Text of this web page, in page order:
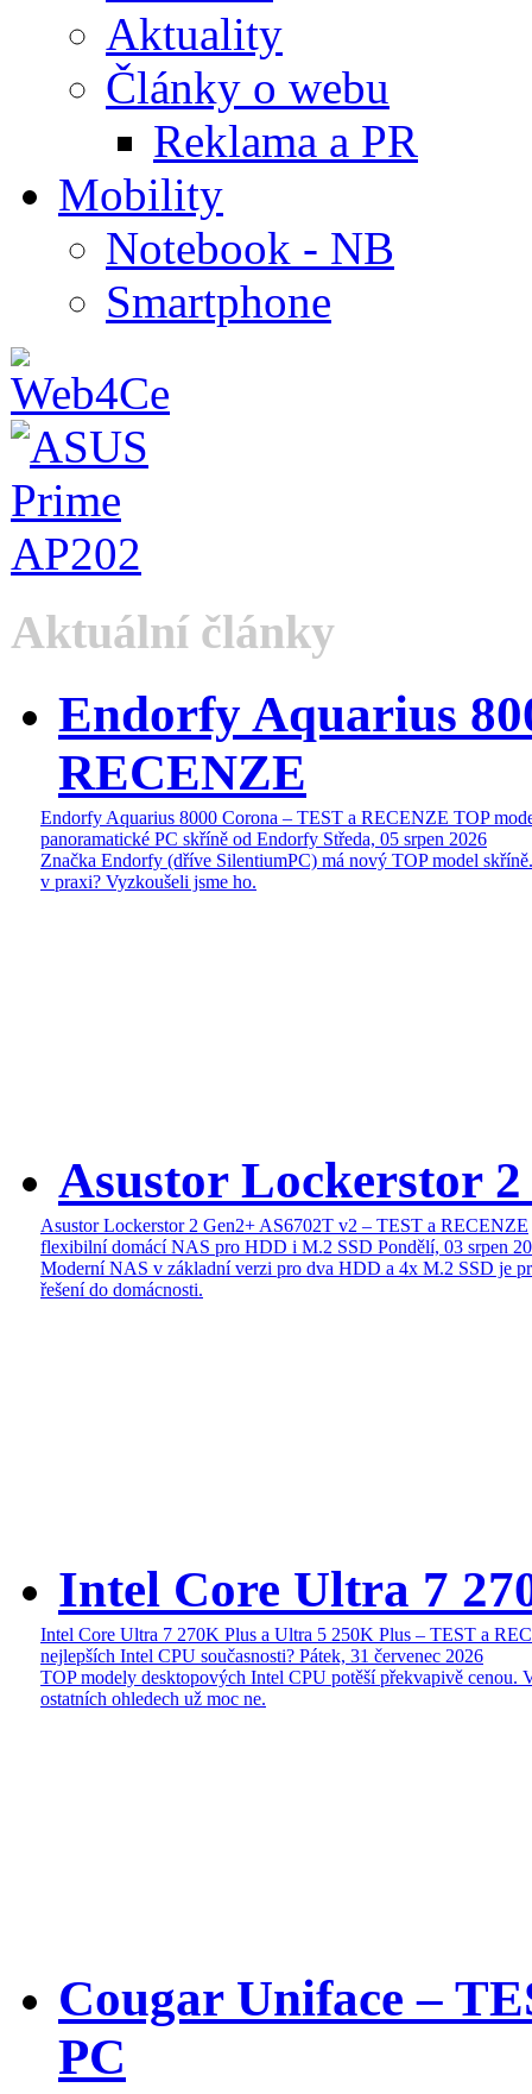
Aktuality
Články o webu
Reklama a PR
Mobility
Notebook - NB
Smartphone
Aktuální články
Endorfy Aquarius
RECENZE
Endorfy Aquarius 8000 Corona – TEST a RECENZE TOP
panoramatické PC skříně od Endorfy Středa, 05 srpen 2026
Značka Endorfy (dříve SilentiumPC) má nový TOP model
v praxi? Vyzkoušeli jsme ho.
Asustor Lockerstor
Asustor Lockerstor 2 Gen2+ AS6702T v2 – TEST a RECENZE
flexibilní domácí NAS pro HDD i M.2 SSD Pondělí, 03 srpen
Moderní NAS v základní verzi pro dva HDD a 4x M.2 SSD je
řešení do domácnosti.
Intel Core Ultra 7
Intel Core Ultra 7 270K Plus a Ultra 5 250K Plus – TEST a
nejlepších Intel CPU současnosti? Pátek, 31 červenec 2026
TOP modely desktopových Intel CPU potěší překvapivě cenou.
ostatních ohledech už moc ne.
Cougar Uniface –
PC